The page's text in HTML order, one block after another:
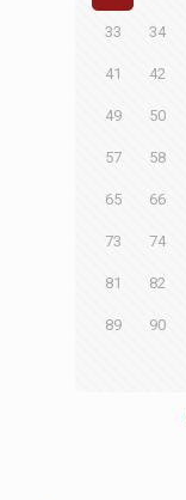
33 34
41 42
49 50
57 58
65 66
73 74
81 82
89 90